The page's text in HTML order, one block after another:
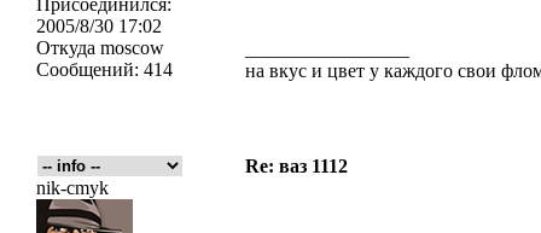
Присоединился:
2005/8/30 17:02
Откуда moscow
Сообщений: 414
на вкус и цвет у каждого свои
Re: ваз 1112
nik-cmyk